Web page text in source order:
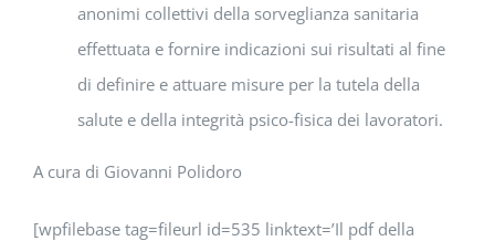
anonimi collettivi della sorveglianza sanitaria
effettuata e fornire indicazioni sui risultati al fine
di definire e attuare misure per la tutela della
salute e della integrità psico-fisica dei lavoratori.
A cura di Giovanni Polidoro
[wpfilebase tag=fileurl id=535 linktext=’Il pdf della